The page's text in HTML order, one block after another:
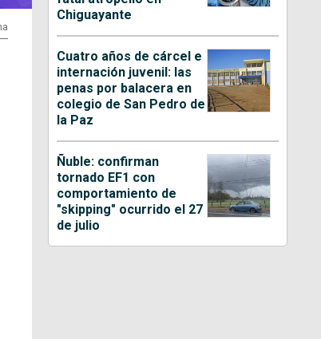
Chiguayante
Cuatro años de cárcel e
internación juvenil: las
penas por balacera en
colegio de San Pedro de
la Paz
Ñuble: confirman
tornado EF1 con
comportamiento de
"skipping" ocurrido el 27
de julio